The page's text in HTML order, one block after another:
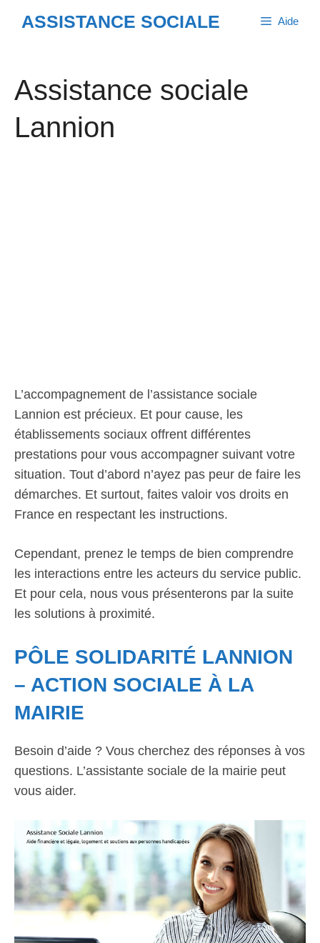
ASSISTANCE SOCIALE Aide
Assistance sociale
Lannion
L’accompagnement de l’assistance sociale
Lannion est précieux. Et pour cause, les
établissements sociaux offrent différentes
prestations pour vous accompagner suivant votre
situation. Tout d’abord n’ayez pas peur de faire les
démarches. Et surtout, faites valoir vos droits en
France en respectant les instructions.
Cependant, prenez le temps de bien comprendre
les interactions entre les acteurs du service public.
Et pour cela, nous vous présenterons par la suite
les solutions à proximité.
PÔLE SOLIDARITÉ LANNION
– ACTION SOCIALE À LA
MAIRIE
Besoin d’aide ? Vous cherchez des réponses à vos
questions. L’assistante sociale de la mairie peut
vous aider.